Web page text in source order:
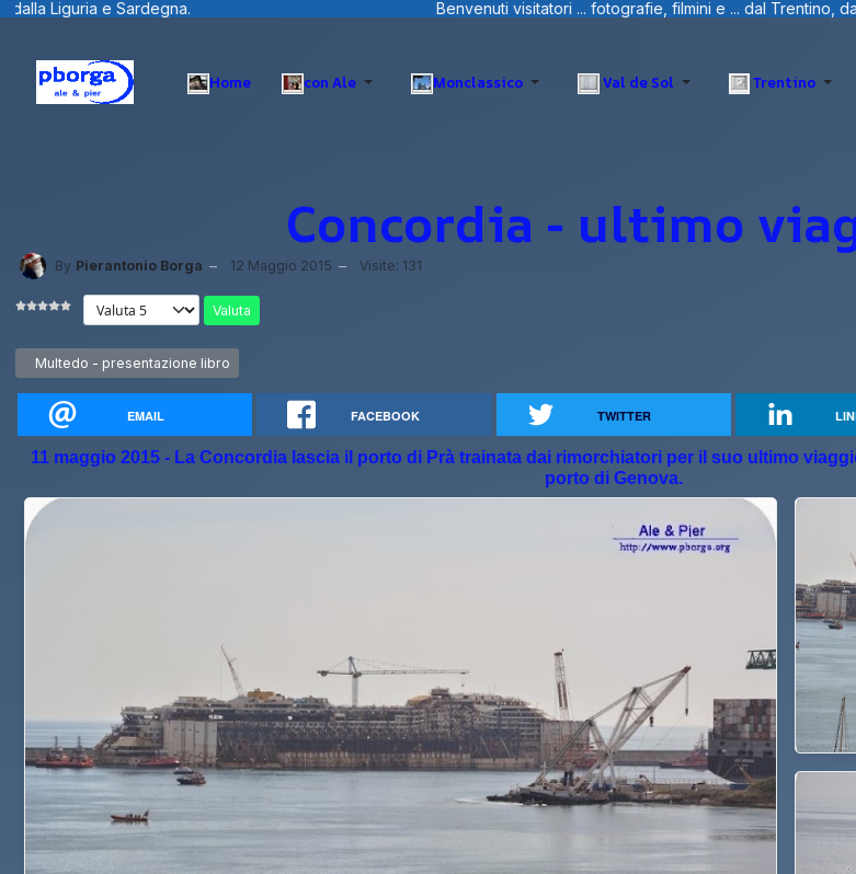
Benvenuti visitatori ... fotografie, filmini e ... dal Trentino, dalla Liguria e Sardegna.
Home con Ale Monclassico Val de Sol Trentino
Concordia - ultimo
By Pierantonio Borga 12 Maggio 2015 Visite: 131
Valuta
Articolo precedente: Multedo - presentazione libro
Multedo - presentazione libro
EMAIL FACEBOOK TWITTER
11 maggio 2015 - La Concordia lascia il porto di Prà trainata dai rimorchiatori per il suo ultimo
porto di Genova.